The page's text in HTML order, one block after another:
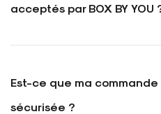
CRÉER UN PRODUIT
PRIX
LIVRAISON
acceptés par BOX BY YOU
Est-ce que ma
sécurisée ?